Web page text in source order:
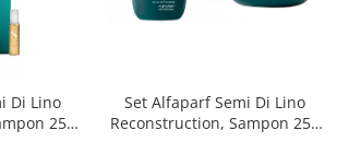
Di Lino
250
Set Alfaparf Semi Di Lino
Reconstruction, Sampon 250